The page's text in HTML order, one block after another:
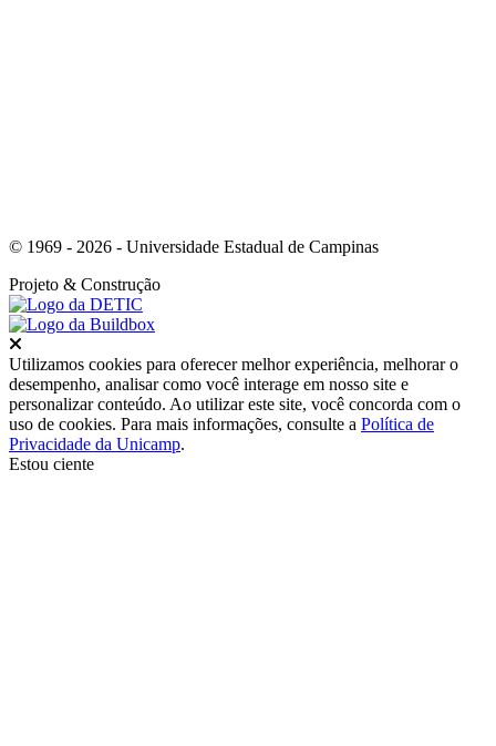
© 1969 - 2026 - Universidade Estadual de Campinas
Projeto & Construção
Utilizamos cookies para oferecer melhor experiência, melhorar o
desempenho, analisar como você interage em nosso site e
personalizar conteúdo. Ao utilizar este site, você concorda com o
uso de cookies. Para mais informações, consulte a Política de
Privacidade da Unicamp.
Estou ciente